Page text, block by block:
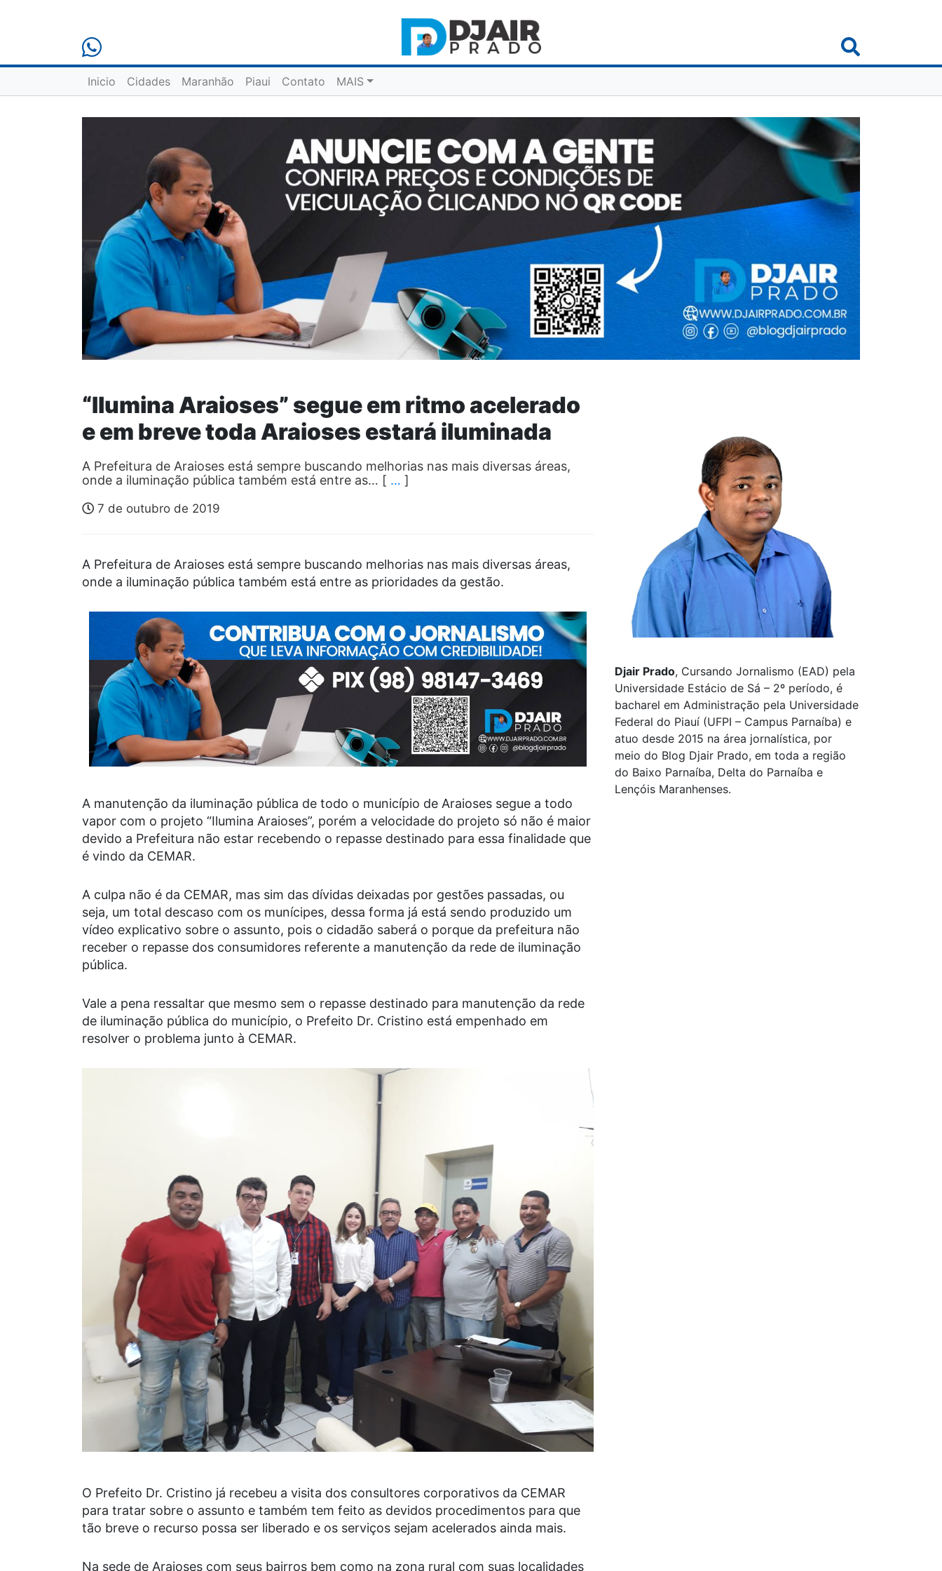
Inicio Cidades Maranhão Piaui Contato MAIS
“Ilumina Araioses” segue em ritmo acelerado
e em breve toda Araioses estará iluminada
A Prefeitura de Araioses está sempre buscando melhorias nas mais diversas áreas,
onde a iluminação pública também está entre as… [ … ]
7 de outubro de 2019
A Prefeitura de Araioses está sempre buscando melhorias nas mais diversas áreas,
onde a iluminação pública também está entre as prioridades da gestão.
A manutenção da iluminação pública de todo o município de Araioses segue a todo
vapor com o projeto “Ilumina Araioses”, porém a velocidade do projeto só não é maior
devido a Prefeitura não estar recebendo o repasse destinado para essa finalidade que
é vindo da CEMAR.
A culpa não é da CEMAR, mas sim das dívidas deixadas por gestões passadas, ou
seja, um total descaso com os munícipes, dessa forma já está sendo produzido um
vídeo explicativo sobre o assunto, pois o cidadão saberá o porque da prefeitura não
receber o repasse dos consumidores referente a manutenção da rede de iluminação
pública.
Vale a pena ressaltar que mesmo sem o repasse destinado para manutenção da rede
de iluminação pública do município, o Prefeito Dr. Cristino está empenhado em
resolver o problema junto à CEMAR.
O Prefeito Dr. Cristino já recebeu a visita dos consultores corporativos da CEMAR
para tratar sobre o assunto e também tem feito as devidos procedimentos para que
tão breve o recurso possa ser liberado e os serviços sejam acelerados ainda mais.
Na sede de Araioses com seus bairros bem como na zona rural com suas localidades
Djair Prado, Cursando Jornalismo (EAD) pela
Universidade Estácio de Sá – 2º período, é
bacharel em Administração pela Universidade
Federal do Piauí (UFPI – Campus Parnaíba) e
atuo desde 2015 na área jornalística, por
meio do Blog Djair Prado, em toda a região
do Baixo Parnaíba, Delta do Parnaíba e
Lençóis Maranhenses.